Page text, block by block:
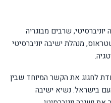
שרבים מבוגריה
מנהלת ישיבה יוניברסיטי
לחגוג את הקשר המיוחד שבין
בישראל. נשיא ישיבה